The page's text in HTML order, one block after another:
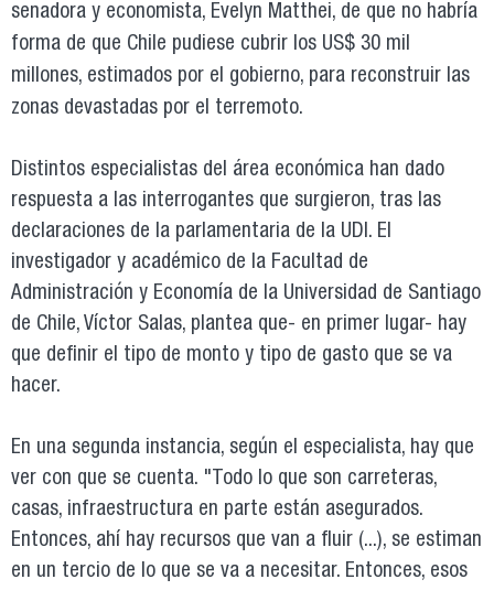
senadora y economista, Evelyn Matthei, de que no habría
forma de que Chile pudiese cubrir los US$ 30 mil
millones, estimados por el gobierno, para reconstruir las
zonas devastadas por el terremoto.
Distintos especialistas del área económica han dado
respuesta a las interrogantes que surgieron, tras las
declaraciones de la parlamentaria de la UDI. El
investigador y académico de la Facultad de
Administración y Economía de la Universidad de Santiago
de Chile, Víctor Salas, plantea que- en primer lugar- hay
que definir el tipo de monto y tipo de gasto que se va
hacer.
En una segunda instancia, según el especialista, hay que
ver con que se cuenta. "Todo lo que son carreteras,
casas, infraestructura en parte están asegurados.
Entonces, ahí hay recursos que van a fluir (...), se estiman
en un tercio de lo que se va a necesitar. Entonces, esos